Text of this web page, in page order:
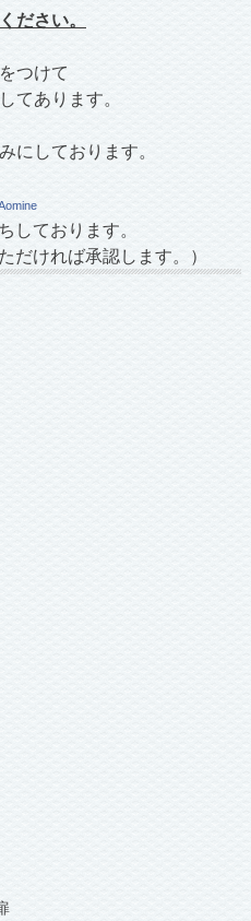
ださい。
つけて
てあります。
にしております。
しております。
だければ承認します。）